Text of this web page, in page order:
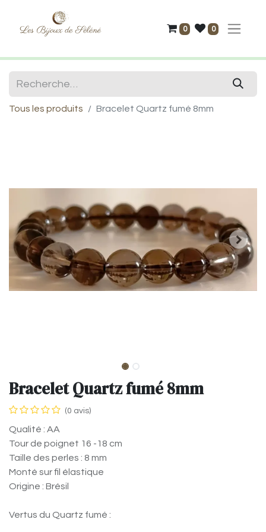
0 0
Tous les produits Bracelet Quartz fumé 8mm
Bracelet Quartz fumé 8mm
(0 avis)
Qualité : AA
Tour de poignet 16 -18 cm
Taille des perles : 8 mm
Monté sur fil élastique
Origine : Brésil
Vertus du Quartz fumé :